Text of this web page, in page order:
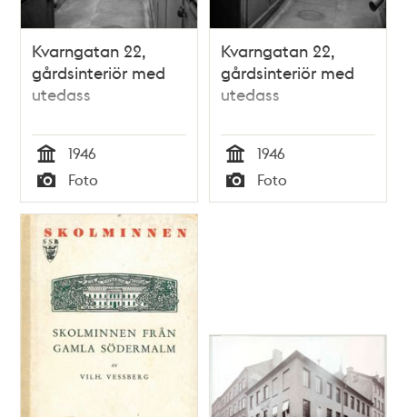
Kvarngatan 22,
gårdsinteriör med
utedass
Tid
1946
Typ
Foto
Kvarngatan 22,
gårdsinteriör med
utedass
Tid
1946
Typ
Foto